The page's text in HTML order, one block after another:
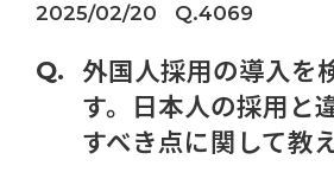
2025/02/20 Q.4069
外国人採用の導入を
す。日本人の採用と
すべき点に関して教